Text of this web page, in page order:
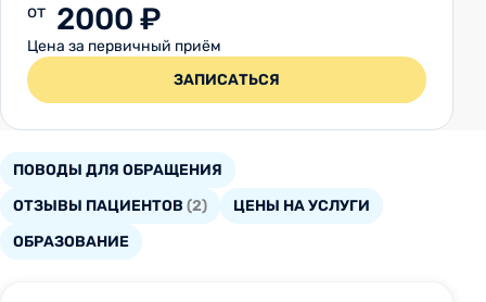
от 2000 ₽
Цена за первичный приём
ЗАПИСАТЬСЯ
ПОВОДЫ ДЛЯ ОБРАЩЕНИЯ
ОТЗЫВЫ ПАЦИЕНТОВ (2)
ЦЕНЫ НА УСЛУГИ
ОБРАЗОВАНИЕ